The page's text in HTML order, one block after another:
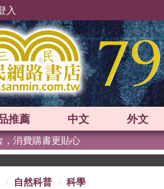
入
推薦 中文 外文
消費購書更貼心
自然科普 科學